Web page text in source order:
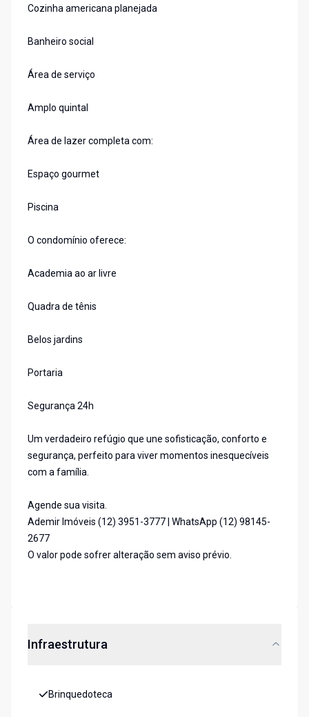
Cozinha americana planejada
Banheiro social
Área de serviço
Amplo quintal
Área de lazer completa com:
Espaço gourmet
Piscina
O condomínio oferece:
Academia ao ar livre
Quadra de tênis
Belos jardins
Portaria
Segurança 24h
Um verdadeiro refúgio que une sofisticação, conforto e
segurança, perfeito para viver momentos inesquecíveis
com a família.
Agende sua visita.
Ademir Imóveis (12) 3951-3777 | WhatsApp (12) 98145-
2677
O valor pode sofrer alteração sem aviso prévio.
Infraestrutura
Brinquedoteca